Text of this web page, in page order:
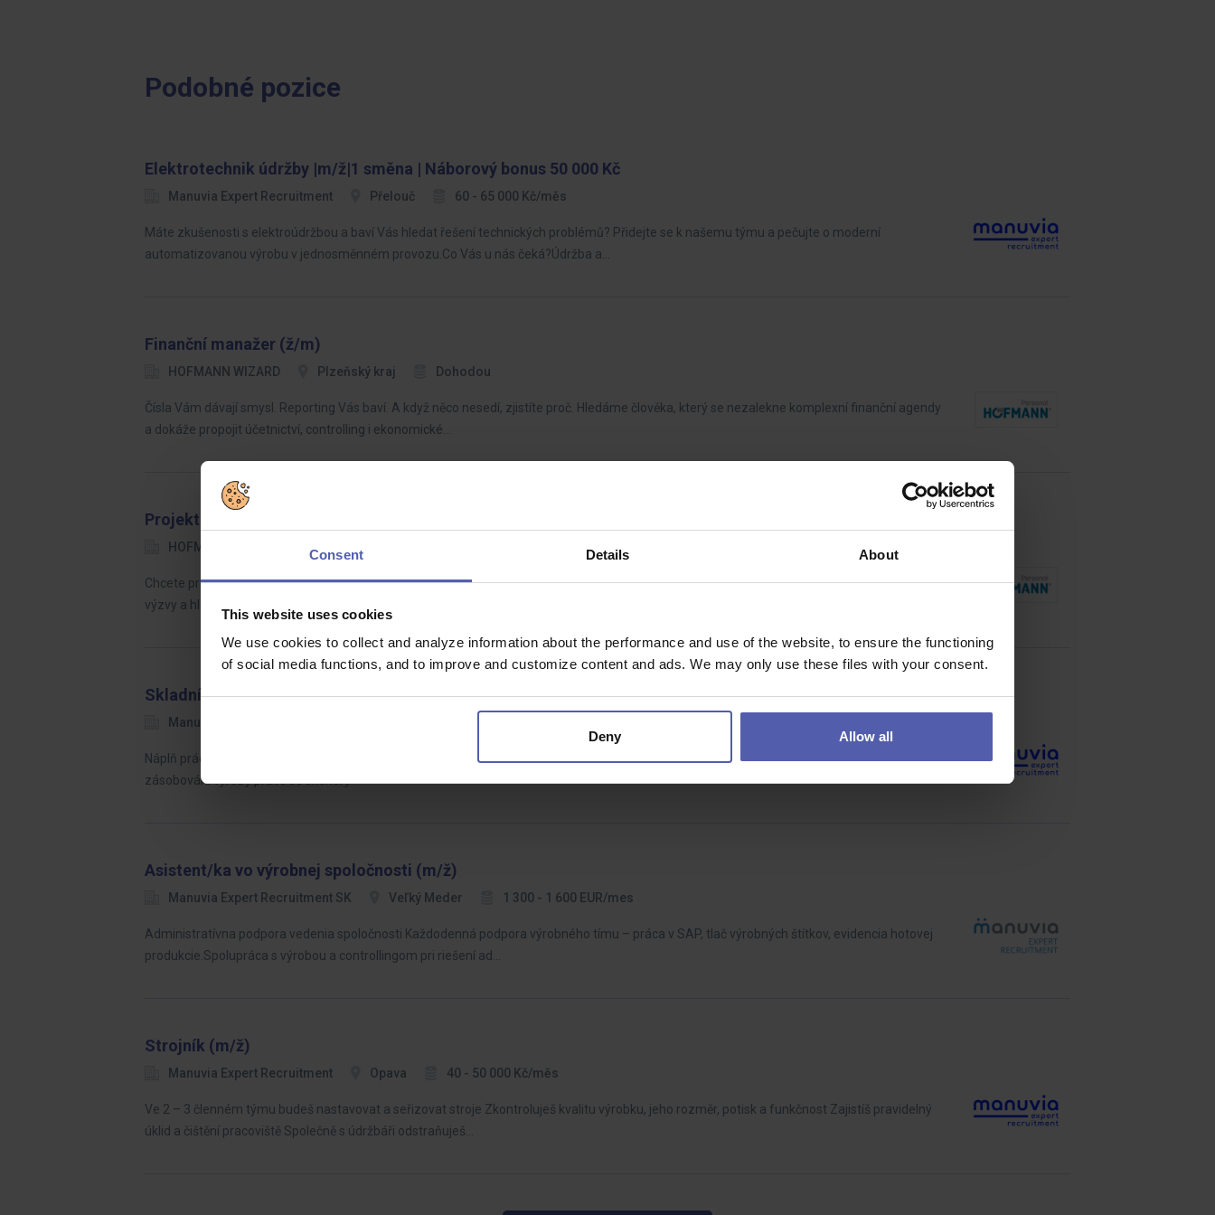
Consent Details About
This website uses cookies
We use cookies to collect and analyze information about the performance and use of the website, to ensure the functioning
of social media functions, and to improve and customize content and ads. We may only use these files with your consent.
Deny Allow all
Podobné pozice
Elektrotechnik údržby |m/ž|1 směna | Náborový bonus 50 000 Kč
Manuvia Expert Recruitment Přelouč 60 - 65 000 Kč/měs
Máte zkušenosti s elektroúdržbou a baví Vás hledat řešení technických problémů? Přidejte se k našemu týmu a pečujte o moderní
automatizovanou výrobu v jednosměnném provozu.Co Vás u nás čeká?Údržba a…
Finanční manažer (ž/m)
HOFMANN WIZARD Plzeňský kraj Dohodou
Čísla Vám dávají smysl. Reporting Vás baví. A když něco nesedí, zjistíte proč. Hledáme člověka, který se nezalekne komplexní finanční agendy
a dokáže propojit účetnictví, controlling i ekonomické…
Projektant potrubních systémů (M/Ž)
HOFMANN WIZARD
Chcete pracovat na projektech, které mají skutečný dopad v chemickém, petrochemickém a energetickém průmyslu? Baví vás technické
výzvy a hledáte prostředí, kde můžete růst, využít moderní software a…
Skladník VZV (m/ž)
Manuvia Expert Recruitment
Náplň práce: práce s manipulační technikou (VZV, NZV, roll-kontejnerů aj.) manipulace se zbožím, materiálem a obaly nakládka a vykládka aut
zásobování výroby práce se skenery
Asistent/ka vo výrobnej spoločnosti (m/ž)
Manuvia Expert Recruitment SK Veľký Meder 1 300 - 1 600 EUR/mes
Administratívna podpora vedenia spoločnosti Každodenná podpora výrobného tímu – práca v SAP, tlač výrobných štítkov, evidencia hotovej
produkcie.Spolupráca s výrobou a controllingom pri riešení ad…
Strojník (m/ž)
Manuvia Expert Recruitment Opava 40 - 50 000 Kč/měs
Ve 2 – 3 členném týmu budeš nastavovat a seřizovat stroje Zkontroluješ kvalitu výrobku, jeho rozměr, potisk a funkčnost Zajistíš pravidelný
úklid a čištění pracoviště Společně s údržbáři odstraňuješ…